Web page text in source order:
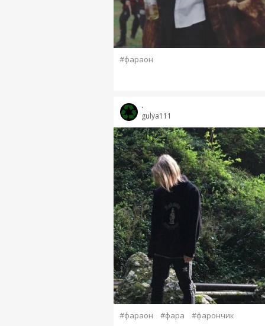
#фараон
gulya111
.
#фараон #фара #фарончик